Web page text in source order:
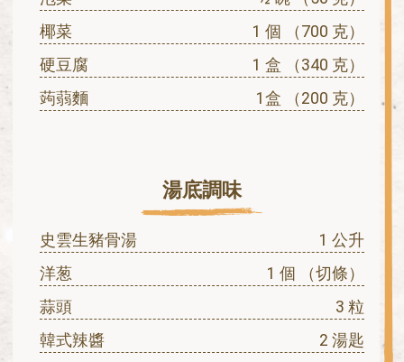
椰菜
1 個 （700 克）
硬豆腐
1 盒 （340 克）
蒟蒻麵
1盒 （200 克）
湯底調味
史雲生豬骨湯
1 公升
洋葱
1 個 （切條）
蒜頭
3 粒
韓式辣醬
2 湯匙